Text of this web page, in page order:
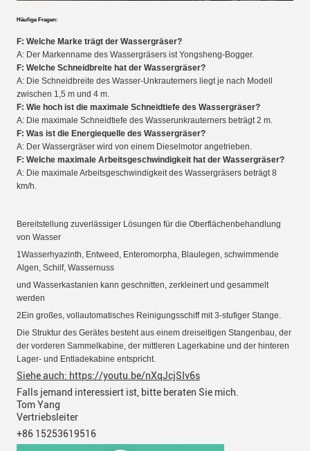
Häufige Fragen:
F: Welche Marke trägt der Wassergräser?
A: Der Markenname des Wassergräsers ist Yongsheng-Bogger.
F: Welche Schneidbreite hat der Wassergräser?
A: Die Schneidbreite des Wasser-Unkrauterners liegt je nach Modell
zwischen 1,5 m und 4 m.
F: Wie hoch ist die maximale Schneidtiefe des Wassergräser?
A: Die maximale Schneidtiefe des Wasserunkrauterners beträgt 2 m.
F: Was ist die Energiequelle des Wassergräser?
A: Der Wassergräser wird von einem Dieselmotor angetrieben.
F: Welche maximale Arbeitsgeschwindigkeit hat der Wassergräser?
A: Die maximale Arbeitsgeschwindigkeit des Wassergräsers beträgt 8
km/h.
Bereitstellung zuverlässiger Lösungen für die Oberflächenbehandlung
von Wasser
1Wasserhyazinth, Entweed, Enteromorpha, Blaulegen, schwimmende
Algen, Schilf, Wassernuss
und Wasserkastanien kann geschnitten, zerkleinert und gesammelt
werden
2Ein großes, vollautomatisches Reinigungsschiff mit 3-stufiger Stange.
Die Struktur des Gerätes besteht aus einem dreiseitigen Stangenbau, der
der vorderen Sammelkabine, der mittleren Lagerkabine und der hinteren
Lager- und Entladekabine entspricht.
Siehe auch: https://youtu.be/nXqJcjSIv6s
Falls jemand interessiert ist, bitte beraten Sie mich.
Tom Yang
Vertriebsleiter
+86 15253619516